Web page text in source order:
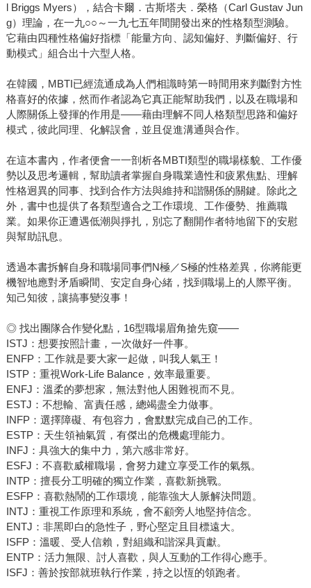
l Briggs Myers），結合卡爾．古斯塔夫．榮格（Carl Gustav Jun
g）理論，在一九○○～一九七五年間開發出來的性格類型測驗。
它藉由四種性格偏好指標「能量方向、認知偏好、判斷偏好、行
動模式」組合出十六型人格。
在韓國，MBTI已經流通成為人們相識時第一時間用來判斷對方性
格喜好的依據，然而作者認為它真正能幫助我們，以及在職場和
人際關係上發揮的作用是——藉由理解不同人格類型思路和偏好
模式，彼此同理、化解誤會，並且促進溝通與合作。
在這本書內，作者便會一一剖析各MBTI類型的職場樣貌、工作優
勢以及思考邏輯，幫助讀者掌握自身職業適性和疲累焦點、理解
性格迥異的同事、找到合作方法與維持和諧關係的關鍵。除此之
外，書中也提供了各類型適合之工作環境、工作優勢、推薦職
業。如果你正遭遇低潮與掙扎，別忘了翻開作者特地留下的安慰
與幫助訊息。
透過本書拆解自身和職場同事們N極／S極的性格差異，你將能更
機智地應對矛盾瞬間、安定自身心緒，找到職場上的人際平衡。
知己知彼，讓搞事變沒事！
◎ 找出團隊合作變化點，16型職場眉角搶先窺——
ISTJ：想要按照計畫，一次做好一件事。
ENFP：工作就是要大家一起做，叫我人氣王！
ISTP：重視Work-Life Balance，效率最重要。
ENFJ：溫柔的夢想家，無法對他人困難視而不見。
ESTJ：不想輸、富責任感，總竭盡全力做事。
INFP：選擇障礙、有包容力，會默默完成自己的工作。
ESTP：天生領袖氣質，有傑出的危機處理能力。
INFJ：具強大的集中力，第六感非常好。
ESFJ：不喜歡威權職場，會努力建立享受工作的氣氛。
INTP：擅長分工明確的獨立作業，喜歡新挑戰。
ESFP：喜歡熱鬧的工作環境，能靠強大人脈解決問題。
INTJ：重視工作原理和系統，會不顧旁人地堅持信念。
ENTJ：非黑即白的急性子，野心堅定且目標遠大。
ISFP：溫暖、受人信賴，對組織和諧深具貢獻。
ENTP：活力無限、討人喜歡，與人互動的工作得心應手。
ISFJ：善於按部就班執行作業，持之以恆的領跑者。